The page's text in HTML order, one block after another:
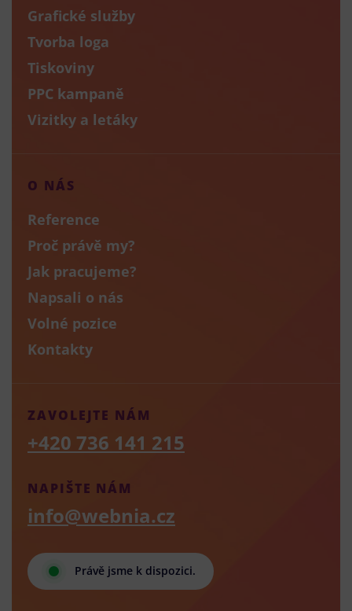
Grafické služby
Tvorba loga
Tiskoviny
PPC kampaně
Vizitky a letáky
O NÁS
Reference
Proč právě my?
Jak pracujeme?
Napsali o nás
Volné pozice
Kontakty
Právě jsme k dispozici.
NAPIŠTE NÁM
info@webnia.cz
ZAVOLEJTE NÁM
+420 736 141 215